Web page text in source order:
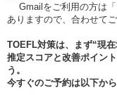
Gmailをご利用の方は「
ありますので、合わせてご
TOEFL対策は、まず“現在
推定スコアと改善ポイン
う。
今すぐのご予約は以下から